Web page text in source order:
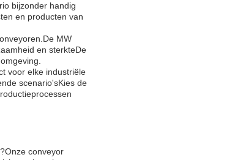
bijzonder handig
en producten van
MW
en sterkteDe
voor elke industriële
scenario'sKies de
conveyor